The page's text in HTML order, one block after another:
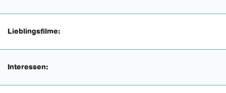
Lieblingsfilme:
Interessen: